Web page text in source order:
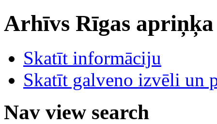
Arhīvs Rīgas
Skatīt informāciju
Skatīt galveno izvēli un
Nav view search